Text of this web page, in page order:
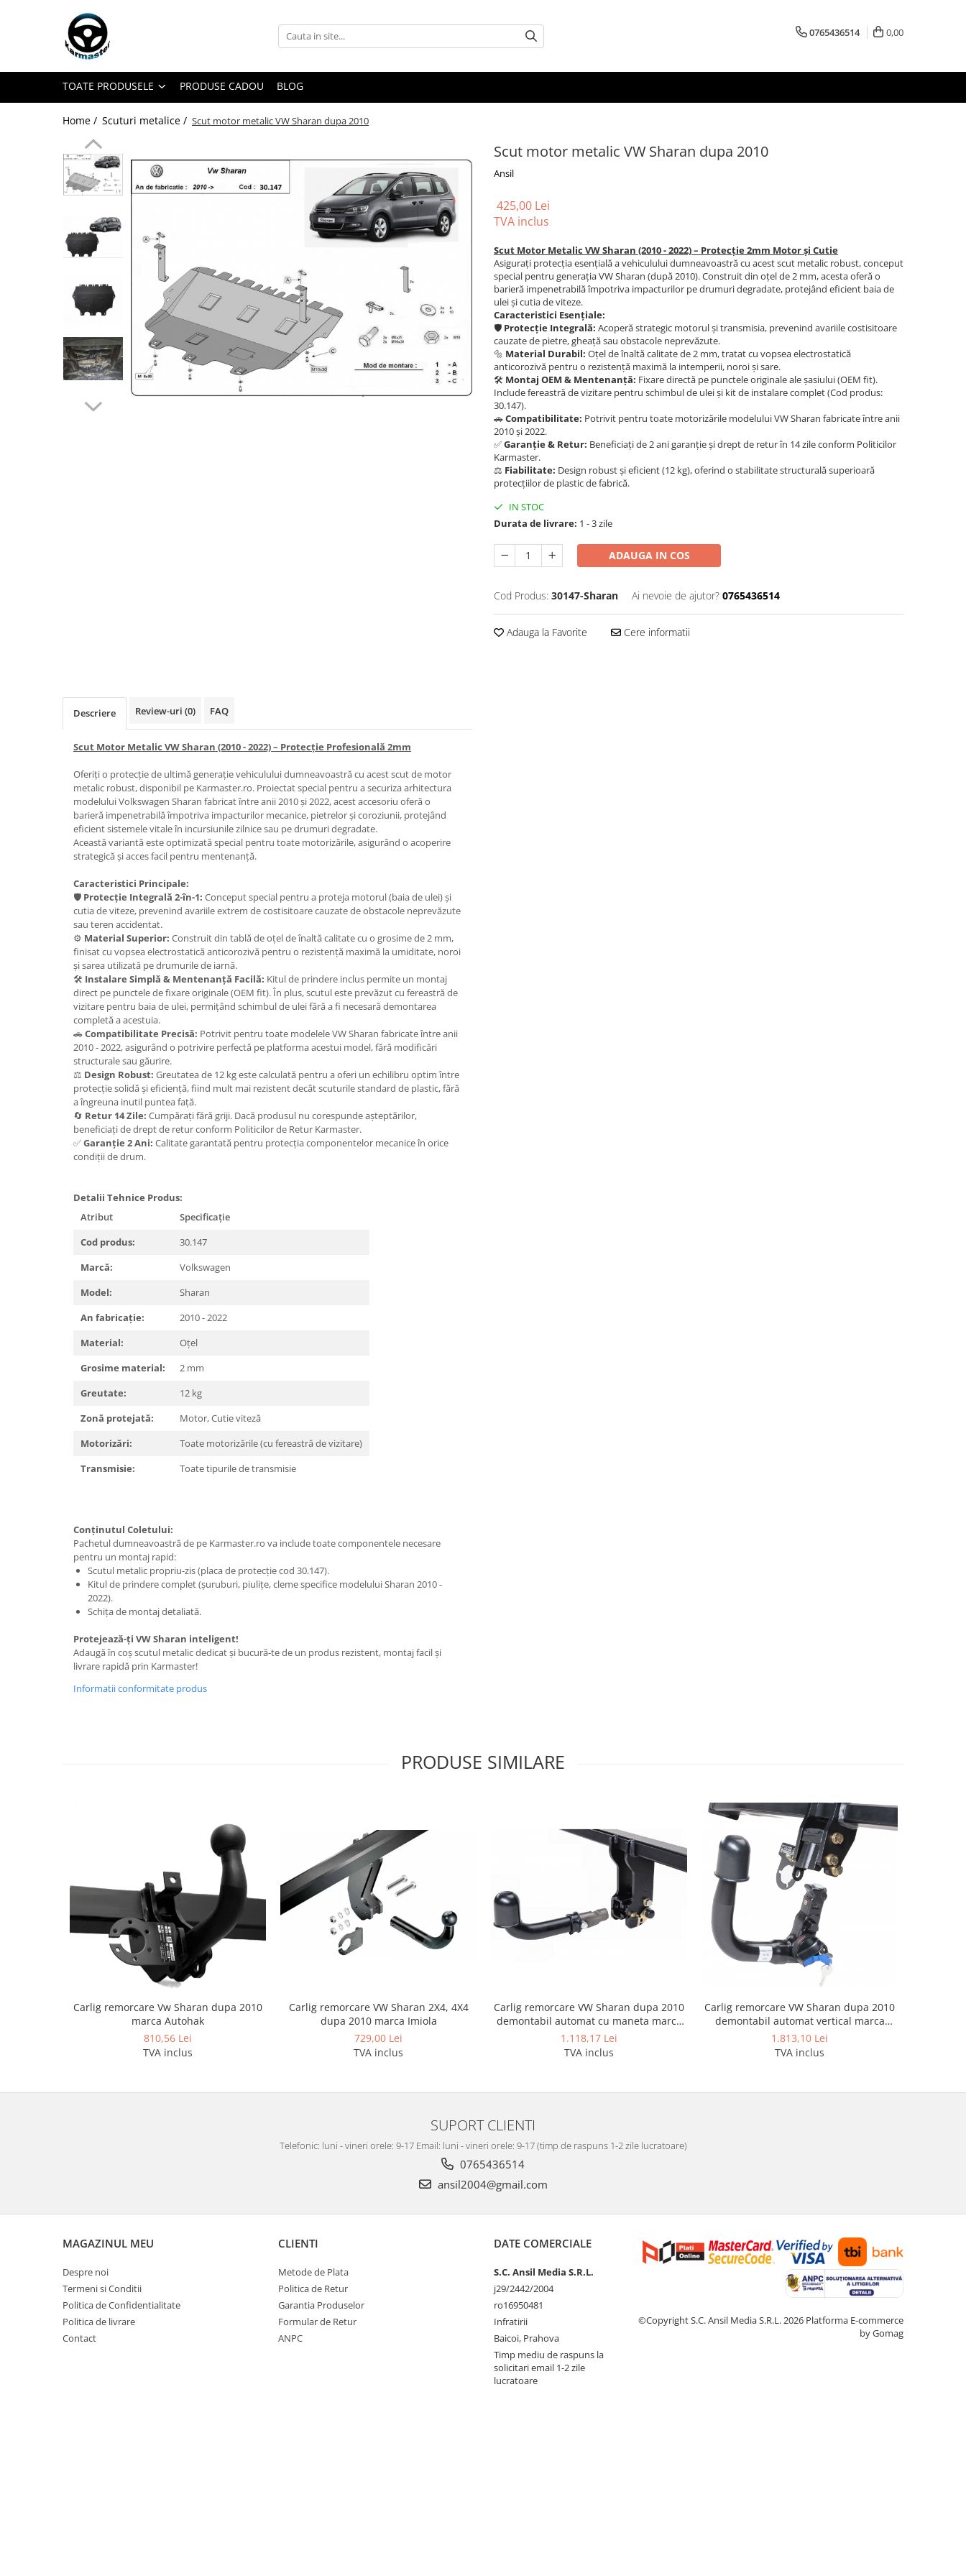
Toate Produsele
Accesorii remorci
Cabluri de frana remorci
Cuple remorci
Saboti frana remorci
Carlige de remorcare
Carlige Alfa Romeo
Carlige Cadillac
Carlige Chery
Carlige Infiniti
Carlige Isuzu
Carlige Jaecoo
Carlige Jaecoo 5
Carlige Jaecoo 7
Carlige Jaecoo E5
Carlige Kia EV4
Carlige Kia EV5
Carlige Kia PV5
Carlige Lancia
Carlige Land Rover
Carlige Lexus
Carlige Mazda
Carlige Mercedes
Carlige Mitsubishi
Carlige Omoda
Carlige Peugeot
Carlige Plymouth
Carlige Polestar
Carlige Porsche
Carlige SsangYong
Carlige Subaru
Carlige Volvo
Carlige Xpeng
Carlige Xpeng G6
Carlige Xpeng G9
Covorase si tavite
Covorase auto
Covorase auto Alfa Romeo
Covorase auto Bmw
Covorase auto Land Rover
Covorase auto Lexus
Covorase auto Mazda
Covorase auto Mitsubishi
Covorase auto Toyota
Covorase auto Volvo
Cutii portbagaj
Cutii portbagaj pt. bare
transversale
Echipamente
0765436514 0,00
TOATE PRODUSELE PRODUSE CADOU BLOG
Home / Scuturi metalice / Scut motor metalic VW Sharan dupa 2010
Scut motor metalic VW Sharan dupa 2010
Ansil
425,00 Lei
TVA inclus
Scut Motor Metalic VW Sharan (2010 - 2022) – Protecție 2mm Motor și Cutie
Asigurați protecția esențială a vehiculului dumneavoastră cu acest scut metalic robust, conceput
special pentru generația VW Sharan (după 2010). Construit din oțel de 2 mm, acesta oferă o
barieră impenetrabilă împotriva impacturilor pe drumuri degradate, protejând eficient baia de
ulei și cutia de viteze.
Caracteristici Esențiale:
🛡️ Protecție Integrală: Acoperă strategic motorul și transmisia, prevenind avariile costisitoare
cauzate de pietre, gheață sau obstacole neprevăzute.
🔩 Material Durabil: Oțel de înaltă calitate de 2 mm, tratat cu vopsea electrostatică
anticorozivă pentru o rezistență maximă la intemperii, noroi și sare.
🛠️ Montaj OEM & Mentenanță: Fixare directă pe punctele originale ale șasiului (OEM fit).
Include fereastră de vizitare pentru schimbul de ulei și kit de instalare complet (Cod produs:
30.147).
🚗Compatibilitate: Potrivit pentru toate motorizările modelului VW Sharan fabricate între anii
2010 și 2022.
✅Garanție & Retur: Beneficiați de 2 ani garanție și drept de retur în 14 zile conform Politicilor
Karmaster.
⚖️ Fiabilitate: Design robust și eficient (12 kg), oferind o stabilitate structurală superioară
protecțiilor de plastic de fabrică.
IN STOC
Durata de livrare: 1 - 3 zile
ADAUGA IN COS
Cod Produs: 30147-Sharan Ai nevoie de ajutor? 0765436514
Adauga la Favorite Cere informatii
Descriere Review-uri (0) FAQ
Scut Motor Metalic VW Sharan (2010 - 2022) – Protecție Profesională 2mm
Oferiți o protecție de ultimă generație vehiculului dumneavoastră cu acest scut de motor
metalic robust, disponibil pe Karmaster.ro. Proiectat special pentru a securiza arhitectura
modelului Volkswagen Sharan fabricat între anii 2010 și 2022, acest accesoriu oferă o
barieră impenetrabilă împotriva impacturilor mecanice, pietrelor și coroziunii, protejând
eficient sistemele vitale în incursiunile zilnice sau pe drumuri degradate.
Această variantă este optimizată special pentru toate motorizările, asigurând o acoperire
strategică și acces facil pentru mentenanță.
Caracteristici Principale:
🛡️ Protecție Integrală 2-în-1: Conceput special pentru a proteja motorul (baia de ulei) și
cutia de viteze, prevenind avariile extrem de costisitoare cauzate de obstacole neprevăzute
sau teren accidentat.
⚙️ Material Superior: Construit din tablă de oțel de înaltă calitate cu o grosime de 2 mm,
finisat cu vopsea electrostatică anticorozivă pentru o rezistență maximă la umiditate, noroi
și sarea utilizată pe drumurile de iarnă.
🛠️ Instalare Simplă & Mentenanță Facilă: Kitul de prindere inclus permite un montaj
direct pe punctele de fixare originale (OEM fit). În plus, scutul este prevăzut cu fereastră de
vizitare pentru baia de ulei, permițând schimbul de ulei fără a fi necesară demontarea
completă a acestuia.
🚗Compatibilitate Precisă: Potrivit pentru toate modelele VW Sharan fabricate între anii
2010 - 2022, asigurând o potrivire perfectă pe platforma acestui model, fără modificări
structurale sau găurire.
⚖️ Design Robust: Greutatea de 12 kg este calculată pentru a oferi un echilibru optim între
protecție solidă și eficiență, fiind mult mai rezistent decât scuturile standard de plastic, fără
a îngreuna inutil puntea față.
🔄 Retur 14 Zile: Cumpărați fără griji. Dacă produsul nu corespunde așteptărilor,
beneficiați de drept de retur conform Politicilor de Retur Karmaster.
✅Garanție 2 Ani: Calitate garantată pentru protecția componentelor mecanice în orice
condiții de drum.
Detalii Tehnice Produs:
Atribut
Specificație
Cod produs:
30.147
Marcă:
Volkswagen
Model:
Sharan
An fabricație:
2010 - 2022
Material:
Oțel
Grosime material:
2 mm
Greutate:
12 kg
Zonă protejată:
Motor, Cutie viteză
Motorizări:
Toate motorizările (cu fereastră de vizitare)
Transmisie:
Toate tipurile de transmisie
Conținutul Coletului:
Pachetul dumneavoastră de pe Karmaster.ro va include toate componentele necesare
pentru un montaj rapid:
Scutul metalic propriu-zis (placa de protecție cod 30.147).
Kitul de prindere complet (șuruburi, piulițe, cleme specifice modelului Sharan 2010 -
2022).
Schița de montaj detaliată.
Protejează-ți VW Sharan inteligent!
Adaugă în coș scutul metalic dedicat și bucură-te de un produs rezistent, montaj facil și
livrare rapidă prin Karmaster!
Informatii conformitate produs
PRODUSE SIMILARE
Carlig remorcare Vw Sharan dupa 2010
marca Autohak
810,56 Lei
TVA inclus
Carlig remorcare VW Sharan 2X4, 4X4
dupa 2010 marca Imiola
729,00 Lei
TVA inclus
Carlig remorcare VW Sharan dupa 2010
demontabil automat cu maneta marca
Autohak
1.118,17 Lei
TVA inclus
Carlig remorcare VW Sharan dupa 2010
demontabil automat vertical marca
Autohak
1.813,10 Lei
TVA inclus
SUPORT CLIENTI
Telefonic: luni - vineri orele: 9-17 Email: luni - vineri orele: 9-17 (timp de raspuns 1-2 zile lucratoare)
0765436514
ansil2004@gmail.com
MAGAZINUL MEU
Despre noi
Termeni si Conditii
Politica de Confidentialitate
Politica de livrare
Contact
CLIENTI
Metode de Plata
Politica de Retur
Garantia Produselor
Formular de Retur
ANPC
DATE COMERCIALE
S.C. Ansil Media S.R.L.
j29/2442/2004
ro16950481
Infratirii
Baicoi, Prahova
Timp mediu de raspuns la
solicitari email 1-2 zile
lucratoare
©Copyright S.C. Ansil Media S.R.L. 2026 Platforma E-commerce
by Gomag